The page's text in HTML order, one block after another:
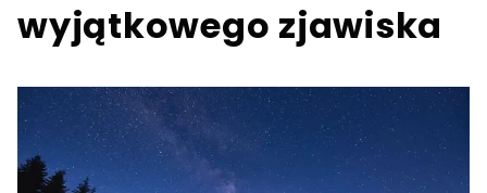
wyjątkowego zjawiska